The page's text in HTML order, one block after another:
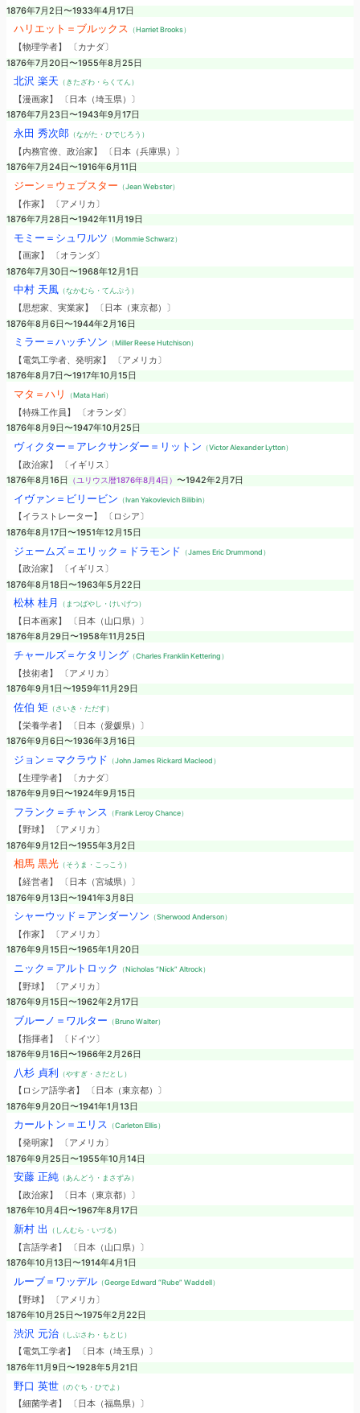
1876年7月2日〜1933年4月17日
ハリエット＝ブルックス （Harriet Brooks）
【物理学者】 〔カナダ〕
1876年7月20日〜1955年8月25日
北沢 楽天 （きたざわ・らくてん）
【漫画家】 〔日本（埼玉県）〕
1876年7月23日〜1943年9月17日
永田 秀次郎（ながた・ひでじろう）
【内務官僚、政治家】 〔日本（兵庫県）〕
1876年7月24日〜1916年6月11日
ジーン＝ウェブスター （Jean Webster）
【作家】 〔アメリカ〕
1876年7月28日〜1942年11月19日
モミー＝シュワルツ （Mommie Schwarz）
【画家】 〔オランダ〕
1876年7月30日〜1968年12月1日
中村 天風（なかむら・てんぷう）
【思想家、実業家】 〔日本（東京都）〕
1876年8月6日〜1944年2月16日
ミラー＝ハッチソン （Miller Reese Hutchison）
【電気工学者、発明家】 〔アメリカ〕
1876年8月7日〜1917年10月15日
マタ＝ハリ （Mata Hari）
【特殊工作員】 〔オランダ〕
1876年8月9日〜1947年10月25日
ヴィクター＝アレクサンダー＝リットン （Victor Alexander Lytton）
【政治家】 〔イギリス〕
1876年8月16日
（ユリウス暦1876年8月4日） 〜1942年2月7日
イヴァン＝ビリービン （Ivan Yakovlevich Bilibin）
【イラストレーター】 〔ロシア〕
1876年8月17日〜1951年12月15日
ジェームズ＝エリック＝ドラモンド （James Eric Drummond）
【政治家】 〔イギリス〕
1876年8月18日〜1963年5月22日
松林 桂月 （まつばやし・けいげつ）
【日本画家】 〔日本（山口県）〕
1876年8月29日〜1958年11月25日
チャールズ＝ケタリング （Charles Franklin Kettering）
【技術者】 〔アメリカ〕
1876年9月1日〜1959年11月29日
佐伯 矩 （さいき・ただす）
【栄養学者】 〔日本（愛媛県）〕
1876年9月6日〜1936年3月16日
ジョン＝マクラウド （John James Rickard Macleod）
【生理学者】 〔カナダ〕
1876年9月9日〜1924年9月15日
フランク＝チャンス （Frank Leroy Chance）
【野球】 〔アメリカ〕
1876年9月12日〜1955年3月2日
相馬 黒光（そうま・こっこう）
【経営者】 〔日本（宮城県）〕
1876年9月13日〜1941年3月8日
シャーウッド＝アンダーソン （Sherwood Anderson）
【作家】 〔アメリカ〕
1876年9月15日〜1965年1月20日
ニック＝アルトロック （Nicholas “Nick” Altrock）
【野球】 〔アメリカ〕
1876年9月15日〜1962年2月17日
ブルーノ＝ワルター （Bruno Walter）
【指揮者】 〔ドイツ〕
1876年9月16日〜1966年2月26日
八杉 貞利 （やすぎ・さだとし）
【ロシア語学者】 〔日本（東京都）〕
1876年9月20日〜1941年1月13日
カールトン＝エリス （Carleton Ellis）
【発明家】 〔アメリカ〕
1876年9月25日〜1955年10月14日
安藤 正純（あんどう・まさずみ）
【政治家】 〔日本（東京都）〕
1876年10月4日〜1967年8月17日
新村 出 （しんむら・いづる）
【言語学者】 〔日本（山口県）〕
1876年10月13日〜1914年4月1日
ルーブ＝ワッデル（George Edward “Rube” Waddell）
【野球】 〔アメリカ〕
1876年10月25日〜1975年2月22日
渋沢 元治（しぶさわ・もとじ）
【電気工学者】 〔日本（埼玉県）〕
1876年11月9日〜1928年5月21日
野口 英世（のぐち・ひでよ）
【細菌学者】 〔日本（福島県）〕